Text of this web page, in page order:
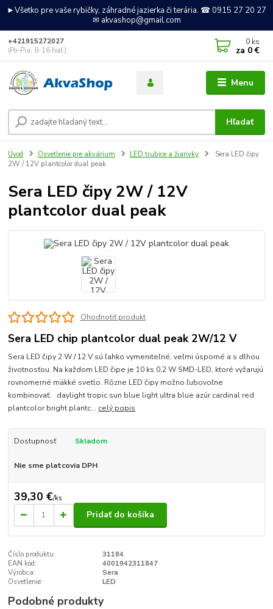
►Všetko pre vaše rybičky, záhradné jazierka či terária. ☎ 0915 27 20 27
✉ akvashop@gmail.com
Menu
Hľadať
+421915272027
(Po-Pia, 8-16 hod.)
0 ks
za 0 €
Úvod Osvetlenie pre akvárium LED trubice a žiarivky
Sera LED čipy
2W / 12V plantcolor dual peak
Sera LED čipy 2W / 12V
plantcolor dual peak
Ohodnotiť produkt
Sera LED chip plantcolor dual peak 2W/12 V
Sera LED čipy 2 W / 12 V sú ľahko vymeniteľné, veľmi úsporné a s dlhou
životnosťou. Na každom LED čipe je 10 ks 0,2 W SMD-LED, ktoré vyžarujú
rovnomerné mäkké svetlo. Rôzne LED čipy možno ľubovoľne
kombinovať. daylight tropic sun blue light ultra blue azúr cardinal red
plantcolor bright plantc... celý popis
Dostupnosť Skladom
Nie sme platcovia DPH
39,30 €/ks
Pridať do košíka
Číslo produktu:
31184
EAN kód:
4001942311847
Výrobca:
Sera
Osvetlenie:
LED
Podobné produkty